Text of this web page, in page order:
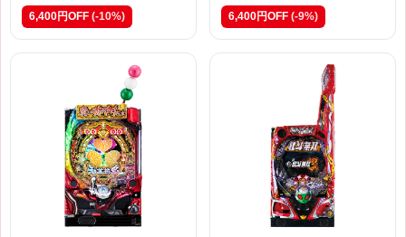
6,400円OFF (-10%) 6,400円OFF (-9%)